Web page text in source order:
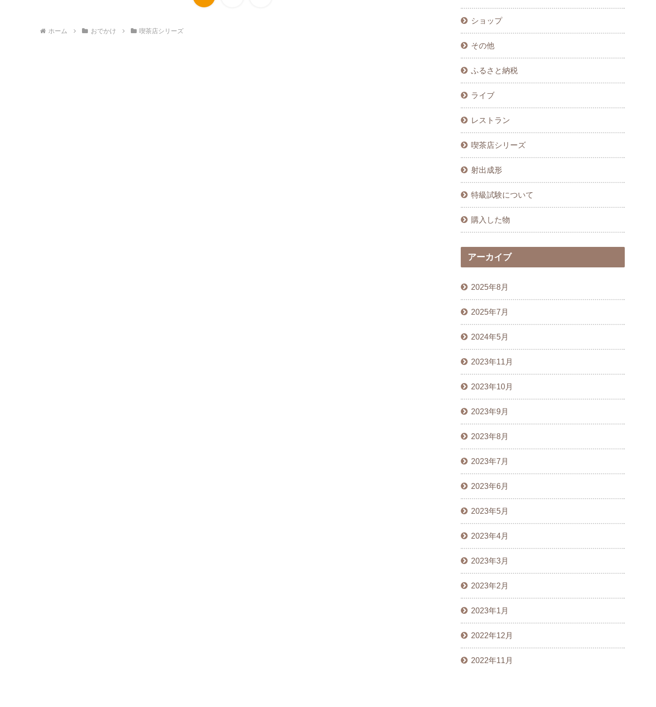
ホーム おでかけ 喫茶店シリーズ
ショップ
その他
ふるさと納税
ライブ
レストラン
喫茶店シリーズ
射出成形
特級試験について
購入した物
アーカイブ
2025年8月
2025年7月
2024年5月
2023年11月
2023年10月
2023年9月
2023年8月
2023年7月
2023年6月
2023年5月
2023年4月
2023年3月
2023年2月
2023年1月
2022年12月
2022年11月